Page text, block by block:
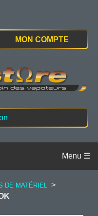
MON COMPTE
DE MATÉRIEL
>